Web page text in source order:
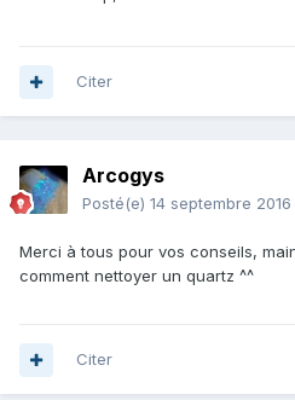
Citer
Arcogys
Posté(e) 14 septembre 2016
Merci à tous pour vos conseils,
comment nettoyer un quartz ^^
Citer